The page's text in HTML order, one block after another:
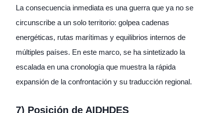
La consecuencia inmediata es una guerra que ya no se
circunscribe a un solo territorio: golpea cadenas
energéticas, rutas marítimas y equilibrios internos de
múltiples países. En este marco, se ha sintetizado la
escalada en una cronología que muestra la rápida
expansión de la confrontación y su traducción regional.
7) Posición de AIDHDES